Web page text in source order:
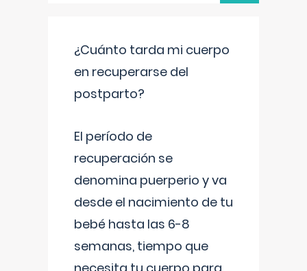
¿Cuánto tarda mi cuerpo
en recuperarse del
postparto?
El período de
recuperación se
denomina puerperio y va
desde el nacimiento de tu
bebé hasta las 6-8
semanas, tiempo que